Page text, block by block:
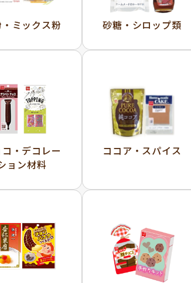
ミックス粉 砂糖・シロップ類
・デコレー
ョン材料
ココア・スパイス